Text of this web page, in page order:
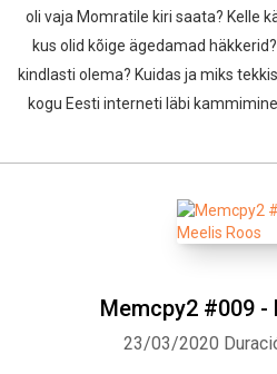
oli vaja Momratile kiri saata? Kelle
kus olid kõige ägedamad
kindlasti olema? Kuidas ja miks
kogu Eesti interneti läbi
Memcpy2 #009 -
23/03/2020